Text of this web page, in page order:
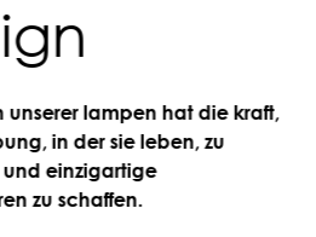
lampen hat die kraft,
der sie leben, zu
schaffen.